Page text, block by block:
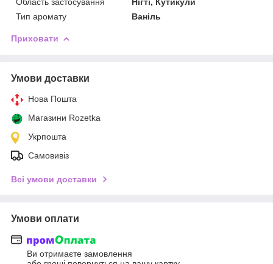
Тип аромату
Ваніль
Приховати
Умови доставки
Нова Пошта
Магазини Rozetka
Укрпошта
Самовивіз
Всі умови доставки
Умови оплати
Ви отримаєте замовлення